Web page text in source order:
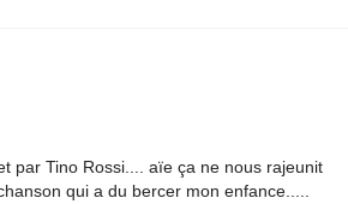
par Tino Rossi.... aïe ça ne nous rajeunit
qui a du bercer mon enfance.....